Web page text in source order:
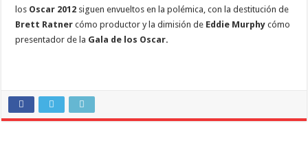
los Oscar 2012 siguen envueltos en la polémica, con la destitución de
Brett Ratner cómo productor y la dimisión de Eddie Murphy cómo
presentador de la Gala de los Oscar.